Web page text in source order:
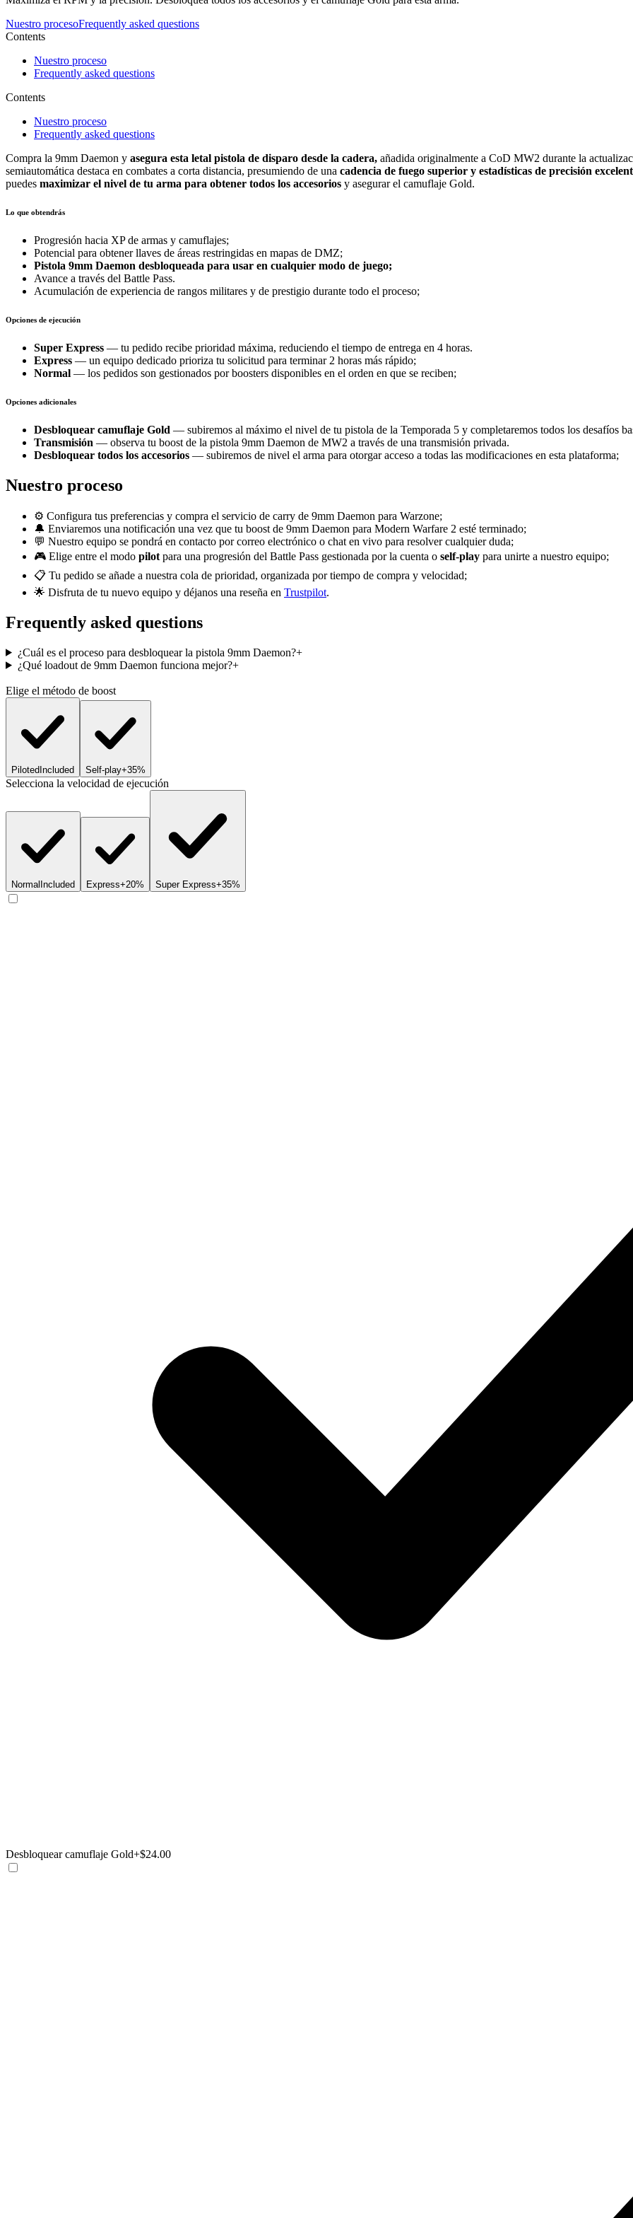
Nuestro procesoFrequently asked questions
Contents
Nuestro proceso
Frequently asked questions
Contents
Nuestro proceso
Frequently asked questions
Compra la 9mm Daemon y asegura esta letal pistola de disparo desde la cadera, añadida originalmente a CoD MW2 durante la
semiautomática destaca en combates a corta distancia, presumiendo de una cadencia de fuego superior y estadísticas de precisión
puedes maximizar el nivel de tu arma para obtener todos los accesorios y asegurar el camuflaje Gold.
Lo que obtendrás
Progresión hacia XP de armas y camuflajes;
Potencial para obtener llaves de áreas restringidas en mapas de DMZ;
Pistola 9mm Daemon desbloqueada para usar en cualquier modo de juego;
Avance a través del Battle Pass.
Acumulación de experiencia de rangos militares y de prestigio durante todo el proceso;
Opciones de ejecución
Super Express — tu pedido recibe prioridad máxima, reduciendo el tiempo de entrega en 4 horas.
Express — un equipo dedicado prioriza tu solicitud para terminar 2 horas más rápido;
Normal — los pedidos son gestionados por boosters disponibles en el orden en que se reciben;
Opciones adicionales
Desbloquear camuflaje Gold — subiremos al máximo el nivel de tu pistola de la Temporada 5 y completaremos todos los desafíos
Transmisión — observa tu boost de la pistola 9mm Daemon de MW2 a través de una transmisión privada.
Desbloquear todos los accesorios — subiremos de nivel el arma para otorgar acceso a todas las modificaciones en esta plataforma;
Nuestro proceso
⚙️ Configura tus preferencias y compra el servicio de carry de 9mm Daemon para Warzone;
🔔 Enviaremos una notificación una vez que tu boost de 9mm Daemon para Modern Warfare 2 esté terminado;
💬 Nuestro equipo se pondrá en contacto por correo electrónico o chat en vivo para resolver cualquier duda;
🎮 Elige entre el modo pilot para una progresión del Battle Pass gestionada por la cuenta o self-play para unirte a nuestro equipo;
📋 Tu pedido se añade a nuestra cola de prioridad, organizada por tiempo de compra y velocidad;
🌟 Disfruta de tu nuevo equipo y déjanos una reseña en Trustpilot.
Frequently asked questions
¿Cuál es el proceso para desbloquear la pistola 9mm Daemon?+
¿Qué loadout de 9mm Daemon funciona mejor?+
Elige el método de boost
Piloted Included Self-play+35%
Selecciona la velocidad de ejecución
Normal Included Express+20% Super Express+35%
Desbloquear camuflaje Gold+$24.00